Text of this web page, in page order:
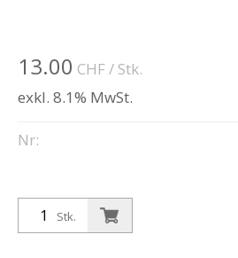
13.00 CHF/ Stk.
exkl. 8.1% MwSt.
Nr:
Stk.